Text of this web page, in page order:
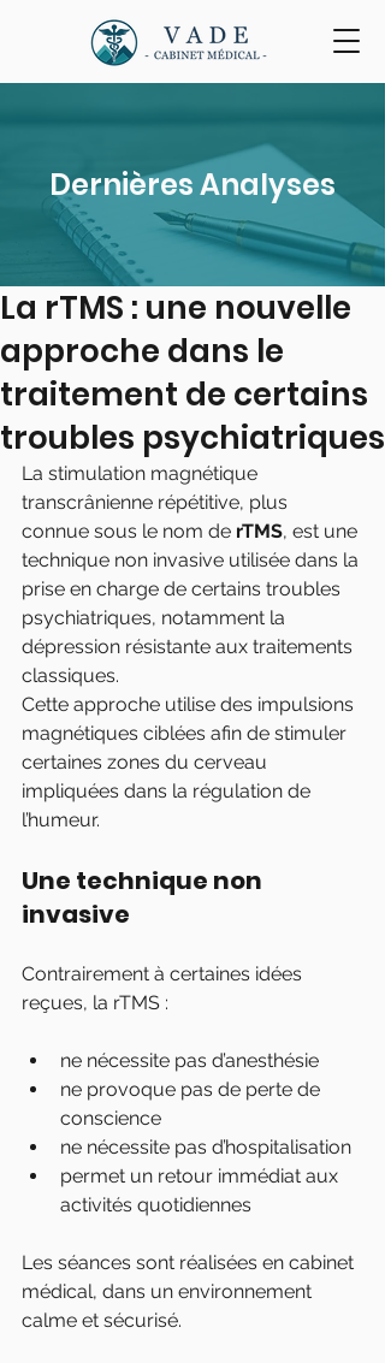
Dernières Analyses
La rTMS : une nouvelle
approche dans le
traitement de certains
troubles psychiatriques
La stimulation magnétique
transcrânienne répétitive, plus
connue sous le nom de rTMS, est une
technique non invasive utilisée dans la
prise en charge de certains troubles
psychiatriques, notamment la
dépression résistante aux traitements
classiques.
Cette approche utilise des impulsions
magnétiques ciblées afin de stimuler
certaines zones du cerveau
impliquées dans la régulation de
l’humeur.
Une technique non
invasive
Contrairement à certaines idées
reçues, la rTMS :
ne nécessite pas d’anesthésie
ne provoque pas de perte de
conscience
ne nécessite pas d’hospitalisation
permet un retour immédiat aux
activités quotidiennes
Les séances sont réalisées en cabinet
médical, dans un environnement
calme et sécurisé.